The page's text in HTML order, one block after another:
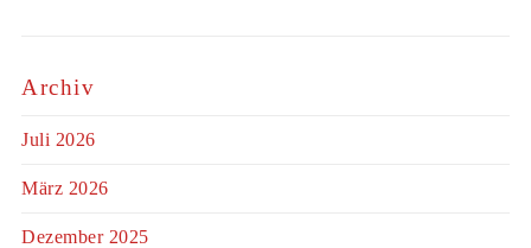
Archiv
Juli 2026
März 2026
Dezember 2025